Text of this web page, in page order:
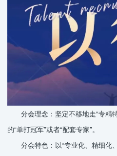
分会理念：坚定不移地走“专精
的“单打冠军”或者“配套专家”。
分会特色：以“专业化、精细化